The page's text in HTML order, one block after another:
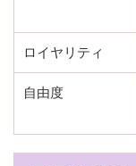
ロイヤリティ
自由度